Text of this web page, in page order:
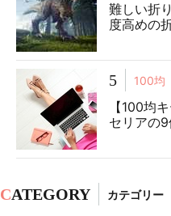
難しい折
度高めの
5 100均
【100均
セリアの9
CATEGORY カテゴリー